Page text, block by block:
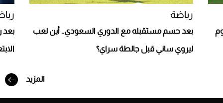
رياضة
بعد حسم مستقبله مع الدوري السعودي.. أين لعب
ليروي ساني قبل جالطة سراي؟
بعد
المزيد